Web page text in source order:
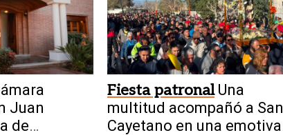
Juan
de
Fiesta patronal Una
multitud acompañó a San
Cayetano en una emotiva